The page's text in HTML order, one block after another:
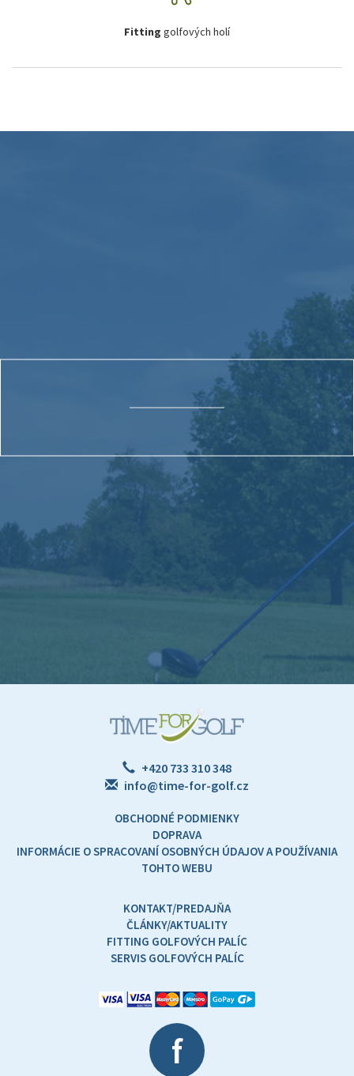
Fitting golfových holí
+420 733 310 348
info@time-for-golf.cz
OBCHODNÉ PODMIENKY
DOPRAVA
INFORMÁCIE O SPRACOVANÍ OSOBNÝCH ÚDAJOV A POUŽÍVANIA
TOHTO WEBU
KONTAKT/PREDAJŇA
ČLÁNKY/AKTUALITY
FITTING GOLFOVÝCH PALÍC
SERVIS GOLFOVÝCH PALÍC
f